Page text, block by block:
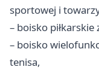
sportowej i
– boisko
– boisko
tenisa,